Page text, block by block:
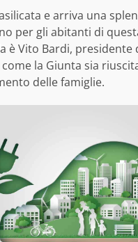
e arriva una
per gli abitanti di
è Vito Bardi, presidente
come la Giunta sia
delle famiglie.